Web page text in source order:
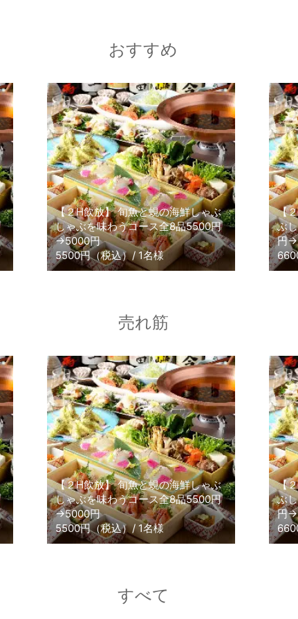
おすすめ
【２H飲放】 旬魚と蜆の海鮮しゃぶ
しゃぶを味わうコース全8品5500円
→5000円
5500円（税込）/ 1名様
【
ぶ
円
売れ筋
【２H飲放】 旬魚と蜆の海鮮しゃぶ
しゃぶを味わうコース全8品5500円
→5000円
5500円（税込）/ 1名様
【
ぶ
円
すべて